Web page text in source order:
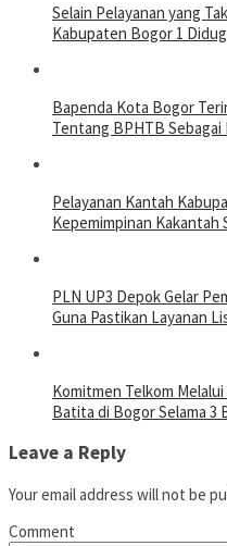
Selain Pelayanan yang
Kabupaten Bogor 1
Bapenda Kota Bogor
Tentang BPHTB
Pelayanan Kantah
Kepemimpinan Kakantah
PLN UP3 Depok Gelar
Guna Pastikan Layanan
Komitmen Telkom
Batita di Bogor Selama 3
Leave a Reply
Your email address will not be
Comment